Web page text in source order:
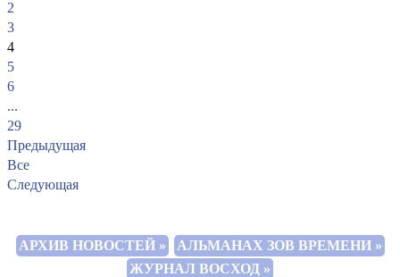
2
3
4
5
6
...
29
Предыдущая
Все
Следующая
АРХИВ НОВОСТЕЙ »
АЛЬМАНАХ ЗОВ ВРЕМЕНИ »
ЖУРНАЛ ВОСХОД »